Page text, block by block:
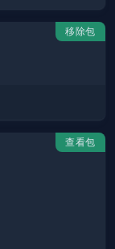
移除包
查看包